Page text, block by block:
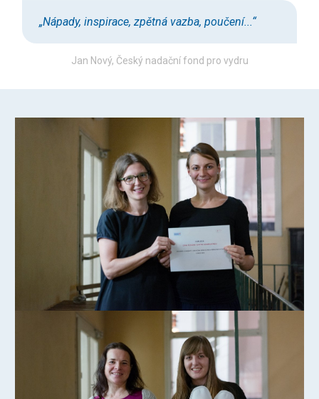
„Nápady, inspirace, zpětná vazba, poučení...“
Jan Nový, Český nadační fond pro vydru